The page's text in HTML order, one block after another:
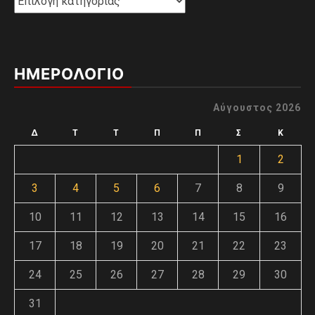
ΗΜΕΡΟΛΟΓΙΟ
Αύγουστος 2026
Δ Τ Τ Π Π Σ Κ
1 2
3 4 5 6 7 8 9
10 11 12 13 14 15 16
17 18 19 20 21 22 23
24 25 26 27 28 29 30
31